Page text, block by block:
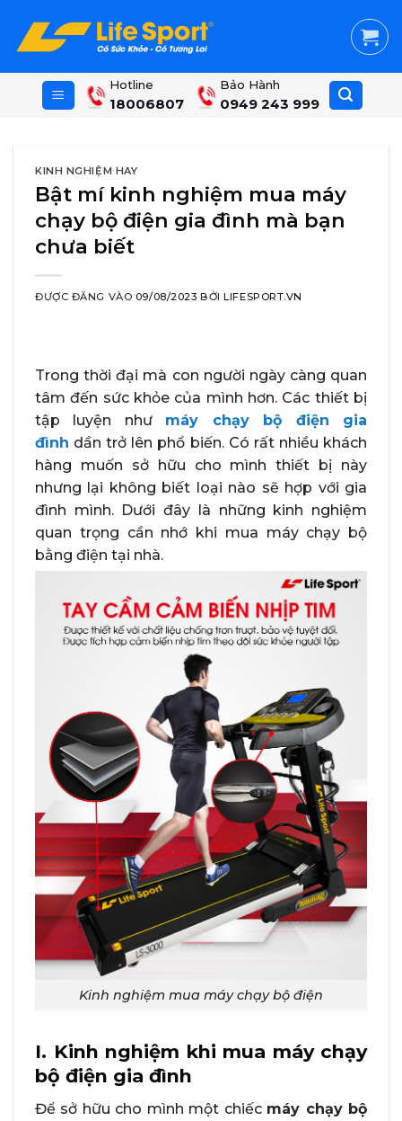
content
Hotline
18006807
Bảo Hành
0949 243 999
KINH NGHIỆM HAY
Bật mí kinh nghiệm mua máy
chạy bộ điện gia đình mà bạn
chưa biết
ĐƯỢC ĐĂNG VÀO 09/08/2023 BỞILIFESPORT.VN
Trong thời đại mà con người ngày càng quan
tâm đến sức khỏe của mình hơn. Các thiết bị
tập luyện như máy chạy bộ điện gia
đình dần trở lên phổ biến. Có rất nhiều khách
hàng muốn sở hữu cho mình thiết bị này
nhưng lại không biết loại nào sẽ hợp với gia
đình mình. Dưới đây là những kinh nghiệm
quan trọng cần nhớ khi mua máy chạy bộ
bằng điện tại nhà.
Kinh nghiệm mua máy chạy bộ điện
I. Kinh nghiệm khi mua máy chạy
bộ điện gia đình
Để sở hữu cho mình một chiếc máy chạy bộ